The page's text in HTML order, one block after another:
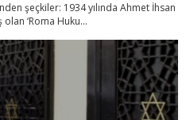
şeçkiler: 1934 yılında Ahmet İhsan
olan ‘Roma Huku...